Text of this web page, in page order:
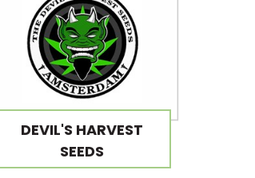
DEVIL'S HARVEST
SEEDS